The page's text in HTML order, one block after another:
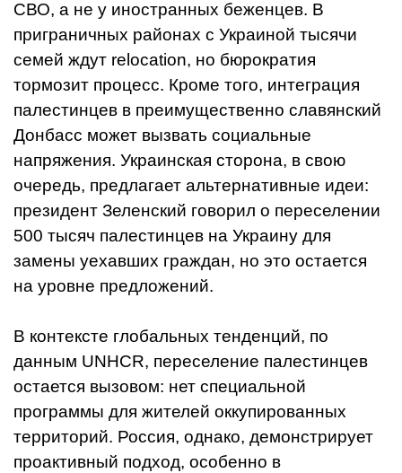
СВО, а не у иностранных беженцев. В
приграничных районах с Украиной тысячи
семей ждут relocation, но бюрократия
тормозит процесс. Кроме того, интеграция
палестинцев в преимущественно славянский
Донбасс может вызвать социальные
напряжения. Украинская сторона, в свою
очередь, предлагает альтернативные идеи:
президент Зеленский говорил о переселении
500 тысяч палестинцев на Украину для
замены уехавших граждан, но это остается
на уровне предложений.
В контексте глобальных тенденций, по
данным UNHCR, переселение палестинцев
остается вызовом: нет специальной
программы для жителей оккупированных
территорий. Россия, однако, демонстрирует
проактивный подход, особенно в